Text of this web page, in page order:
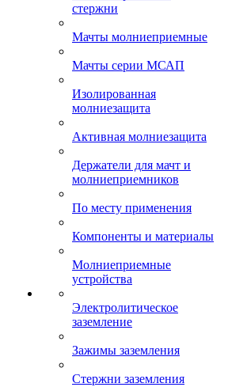
стержни
Мачты молниеприемные
Мачты серии МСАП
Изолированная
молниезащита
Активная молниезащита
Держатели для мачт и
молниеприемников
По месту применения
Компоненты и материалы
Молниеприемные
устройства
Электролитическое
заземление
Зажимы заземления
Стержни заземления